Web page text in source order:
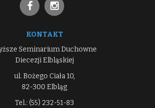
KONTAKT
Seminarium Duchowne
Diecezji Elbląskiej
ul. Bożego Ciała 10,
82-300 Elbląg
Tel.: (55) 232-51-83